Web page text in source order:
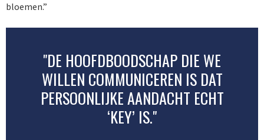
bloemen.”
"DE HOOFDBOODSCHAP DIE WE
WILLEN COMMUNICEREN IS DAT
PERSOONLIJKE AANDACHT ECHT
‘KEY’ IS."